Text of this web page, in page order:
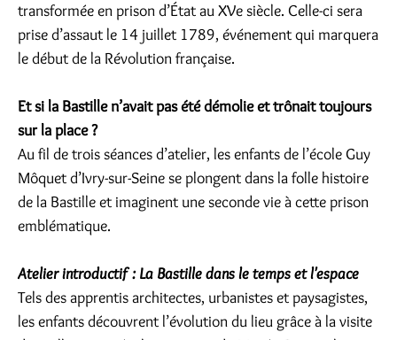
transformée en prison d’État au XVe siècle. Celle-ci sera
prise d’assaut le 14 juillet 1789, événement qui marquera
le début de la Révolution française.
Et si la Bastille n’avait pas été démolie et trônait toujours
sur la place ?
Au fil de trois séances d’atelier, les enfants de l’école Guy
Môquet d’Ivry-sur-Seine se plongent dans la folle histoire
de la Bastille et imaginent une seconde vie à cette prison
emblématique.
Atelier introductif : La Bastille dans le temps et l'espace
Tels des apprentis architectes, urbanistes et paysagistes,
les enfants découvrent l’évolution du lieu grâce à la visite